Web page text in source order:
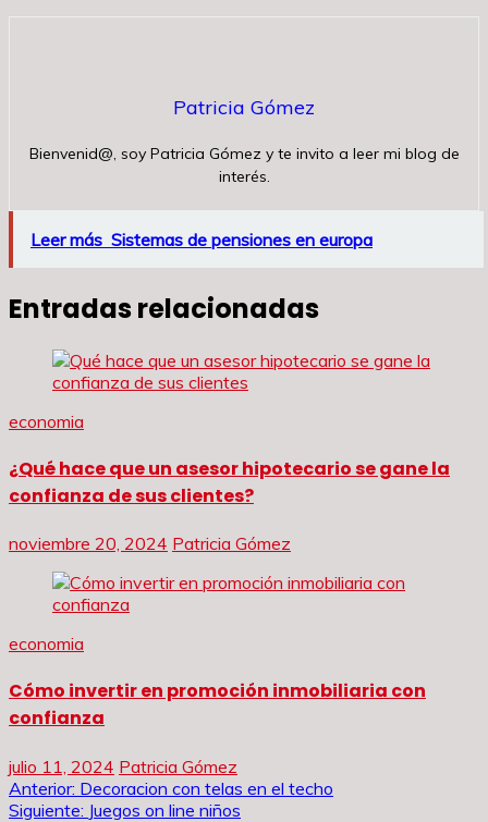
Patricia Gómez
Bienvenid@, soy Patricia Gómez y te invito a leer mi blog de
interés.
Leer más Sistemas de pensiones en europa
Entradas relacionadas
economia
¿Qué hace que un asesor hipotecario se gane la
confianza de sus clientes?
noviembre 20, 2024 Patricia Gómez
economia
Cómo invertir en promoción inmobiliaria con
confianza
julio 11, 2024 Patricia Gómez
Navegación
Anterior: Decoracion con telas en el techo
Siguiente: Juegos on line niños